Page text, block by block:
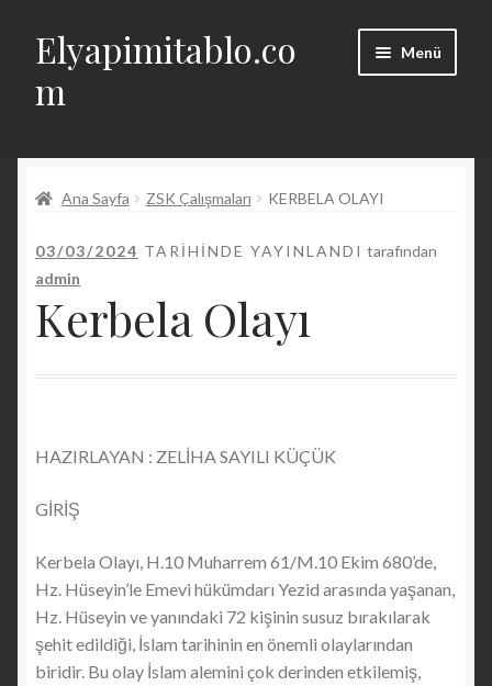
Dolaşıma
geç
İçeriğe
geç
Elyapimitablo.co
m
Menü
menüyü
Hesabım
genişlet
Geri Ödeme ve İade Politikası
İletişim
English
Ana Sayfa ZSK Çalışmaları KERBELA OLAYI
03/03/2024 TARIHINDE YAYINLANDI tarafından
admin
Kerbela Olayı
HAZIRLAYAN : ZELİHA SAYILI KÜÇÜK
GİRİŞ
Kerbela Olayı, H.10 Muharrem 61/M.10 Ekim 680’de,
Hz. Hüseyin’le Emevi hükümdarı Yezid arasında yaşanan,
Hz. Hüseyin ve yanındaki 72 kişinin susuz bırakılarak
şehit edildiği, İslam tarihinin en önemli olaylarından
biridir. Bu olay İslam alemini çok derinden etkilemiş,